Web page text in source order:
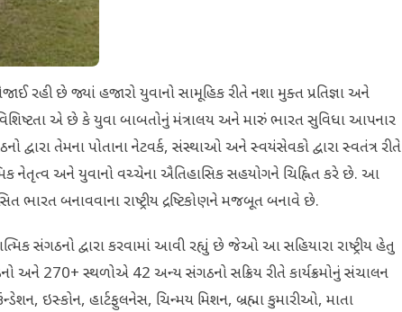
રહી છે જ્યાં હજારો યુવાનો સામૂહિક રીતે નશા મુક્ત પ્રતિજ્ઞા અને
એ છે કે યુવા બાબતોનું મંત્રાલય અને મારું ભારત સુવિધા આપનાર
દ્વારા તેમના પોતાના નેટવર્ક, સંસ્થાઓ અને સ્વયંસેવકો દ્વારા સ્વતંત્ર રીતે
નેતૃત્વ અને યુવાનો વચ્ચેના ઐતિહાસિક સહયોગને ચિહ્નિત કરે છે. આ
બનાવવાના રાષ્ટ્રીય દ્રષ્ટિકોણને મજબૂત બનાવે છે.
સંગઠનો દ્વારા કરવામાં આવી રહ્યું છે જેઓ આ સહિયારા રાષ્ટ્રીય હેતુ
270+ સ્થળોએ 42 અન્ય સંગઠનો સક્રિય રીતે કાર્યક્રમોનું સંચાલન
ઇસ્કોન, હાર્ટફુલનેસ, ચિન્મય મિશન, બ્રહ્મા કુમારીઓ, માતા